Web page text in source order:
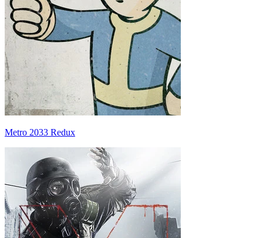
Metro 2033 Redux